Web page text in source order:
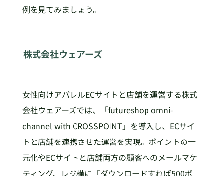
例を見てみましょう。
株式会社ウェアーズ
女性向けアパレルECサイトと店舗を運営する株式
会社ウェアーズでは、「futureshop omni-
channel with CROSSPOINT」を導入し、ECサイ
トと店舗を連携させた運営を実現。ポイントの一
元化やECサイトと店舗両方の顧客へのメールマケ
ティング、レジ横に「ダウンロードすれば500ポ